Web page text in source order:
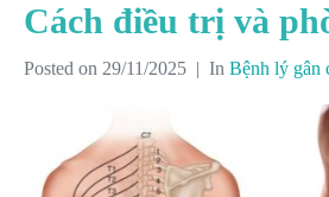
Cách điều trị và
Posted on 29/11/2025 In Bệnh lý gân